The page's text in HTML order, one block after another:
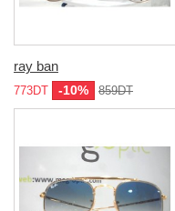
ray ban
773DT -10% 859DT